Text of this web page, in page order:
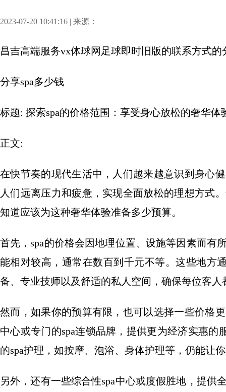
2023-07-20 10:41:16 | 来源：
昌吉高端服务vx体球网足球即时旧版的联系方式的
分享spa多少钱
标题: 探索spa的价格范围：享受身心放松的奢华体
正文:
在快节奏的现代生活中，人们越来越意识到身心
人们远离压力和疲惫，实现全面放松的理想方式
知道应该为这种奢华体验准备多少预算。
首先，spa的价格会因地理位置、设施等因素而有
能相对较高，通常在数百到千元不等。这些地方
备、专业技师以及舒适的私人空间，确保每位客
然而，如果你的预算有限，也可以选择一些价格
中心或专门的spa连锁品牌，提供更为经济实惠
的spa护理，如按摩、泡浴、身体护理等，仍能让
另外，还有一些综合性spa中心或度假胜地，提供